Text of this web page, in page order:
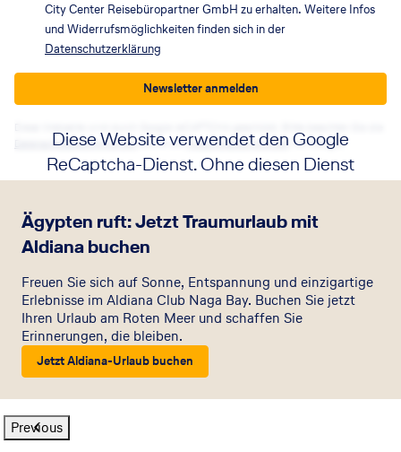
City Center Reisebüropartner GmbH zu erhalten. Weitere Infos
und Widerrufsmöglichkeiten finden sich in der
Datenschutzerklärung
Newsletter anmelden
Diese Website verwendet den Google
ReCaptcha-Dienst. Ohne diesen Dienst
Sie auf die Schaltfläche klicken, erklären
Sie sich mit der Nutzung des Dienstes
Akzeptieren
Datenschutzbestimmungensowie dieNutzungsbedingungen von Google.
Ägypten ruft: Jetzt Traumurlaub mit
Aldiana buchen
Freuen Sie sich auf Sonne, Entspannung und einzigartige
Erlebnisse im Aldiana Club Naga Bay. Buchen Sie jetzt
Ihren Urlaub am Roten Meer und schaffen Sie
Erinnerungen, die bleiben.
Jetzt Aldiana-Urlaub buchen
Previous